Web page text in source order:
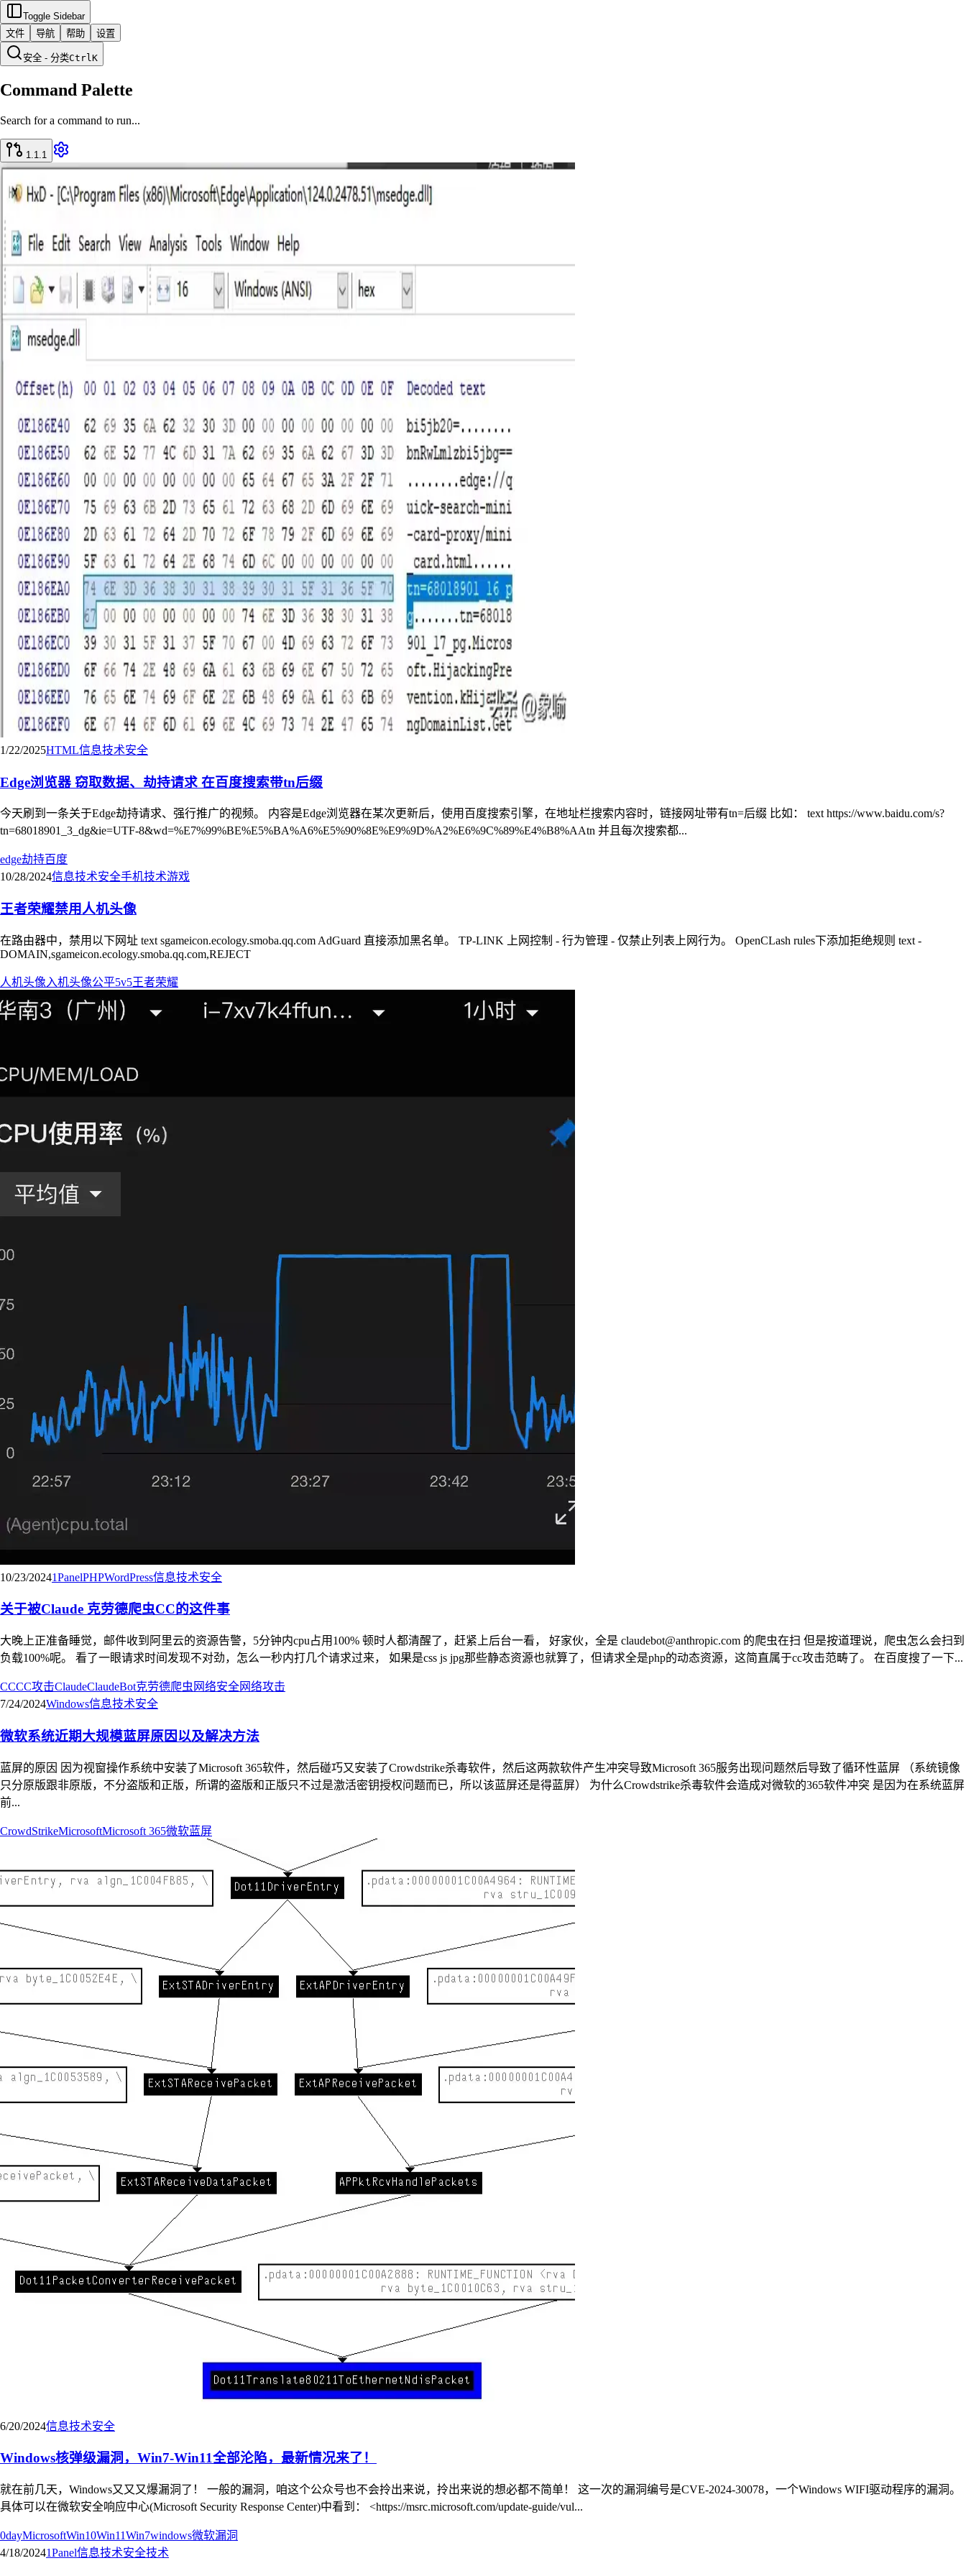
Toggle Sidebar
文件
导航 帮助 设置
安全 - 分类CtrlK
Command Palette
Search for a command to run...
1.1.1
1/22/2025HTML信息技术安全
Edge浏览器 窃取数据、劫持请求 在百度搜索带tn后缀
今天刷到一条关于Edge劫持请求、强行推广的视频。 内容是Edge浏览器在某次更新后，使用百度搜索引擎，在地址栏搜索内容时，链接网址带有tn=后缀 比如： text https://www.baidu.com/s?
tn=68018901_3_dg&ie=UTF-8&wd=%E7%99%BE%E5%BA%A6%E5%90%8E%E9%9D%A2%E6%9C%89%E4%B8%AAtn 并且每次搜索都...
edge劫持百度
10/28/2024信息技术安全手机技术游戏
王者荣耀禁用人机头像
在路由器中，禁用以下网址 text sgameicon.ecology.smoba.qq.com AdGuard 直接添加黑名单。 TP-LINK 上网控制 - 行为管理 - 仅禁止列表上网行为。 OpenCLash rules下添加拒绝规则 text -
DOMAIN,sgameicon.ecology.smoba.qq.com,REJECT
人机头像 入机头像公平5v5王者荣耀
10/23/20241PanelPHPWordPress信息技术安全
关于被Claude 克劳德爬虫CC的这件事
大晚上正准备睡觉，邮件收到阿里云的资源告警，5分钟内cpu占用100% 顿时人都清醒了，赶紧上后台一看， 好家伙，全是 claudebot@anthropic.com 的爬虫在扫 但是按道理说，爬虫怎么会扫到
负载100%呢。 看了一眼请求时间发现不对劲，怎么一秒内打几个请求过来， 如果是css js jpg那些静态资源也就算了，但请求全是php的动态资源，这简直属于cc攻击范畴了。 在百度搜了一下...
CCCC攻击ClaudeClaudeBot克劳德爬虫 网络安全网络攻击
7/24/2024Windows信息技术安全
微软系统近期大规模蓝屏原因以及解决方法
蓝屏的原因 因为视窗操作系统中安装了Microsoft 365软件，然后碰巧又安装了Crowdstrike杀毒软件，然后这两款软件产生冲突导致Microsoft 365服务出现问题然后导致了循环性蓝屏 （系统镜像
只分原版跟非原版，不分盗版和正版，所谓的盗版和正版只不过是激活密钥授权问题而已，所以该蓝屏还是得蓝屏） 为什么Crowdstrike杀毒软件会造成对微软的365软件冲突 是因为在系统蓝屏
前...
CrowdStrikeMicrosoftMicrosoft 365微软蓝屏
6/20/2024信息技术安全
Windows核弹级漏洞，Win7-Win11全部沦陷，最新情况来了！
就在前几天，Windows又又又爆漏洞了！ 一般的漏洞，咱这个公众号也不会拎出来说，拎出来说的想必都不简单！ 这一次的漏洞编号是CVE-2024-30078，一个Windows WIFI驱动程序的漏洞。
具体可以在微软安全响应中心(Microsoft Security Response Center)中看到： <https://msrc.microsoft.com/update-guide/vul...
0dayMicrosoftWin10Win11Win7windows微软漏洞
4/18/20241Panel信息技术安全技术